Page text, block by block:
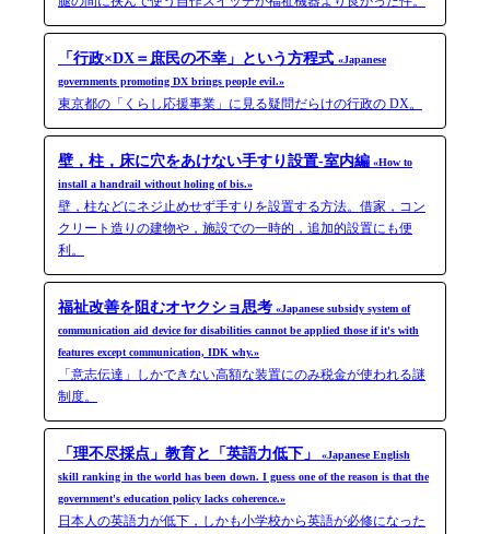
「行政×DX＝庶民の不幸」という方程式 «Japanese
governments promoting DX brings people evil.»
東京都の「くらし応援事業」に見る疑問だらけの行政の DX。
壁，柱，床に穴をあけない手すり設置-室内編 «How to
install a handrail without holing of bis.»
壁，柱などにネジ止めせず手すりを設置する方法。借家，コン
クリート造りの建物や，施設での一時的，追加的設置にも便
利。
福祉改善を阻むオヤクショ思考 «Japanese subsidy system of
communication aid device for disabilities cannot be applied those if it's with
features except communication, IDK why.»
「意志伝達」しかできない高額な装置にのみ税金が使われる謎
制度。
「理不尽採点」教育と「英語力低下」
«Japanese English
skill ranking in the world has been down. I guess one of the reason is that the
government's education policy lacks coherence.»
日本人の英語力が低下，しかも小学校から英語が必修になった